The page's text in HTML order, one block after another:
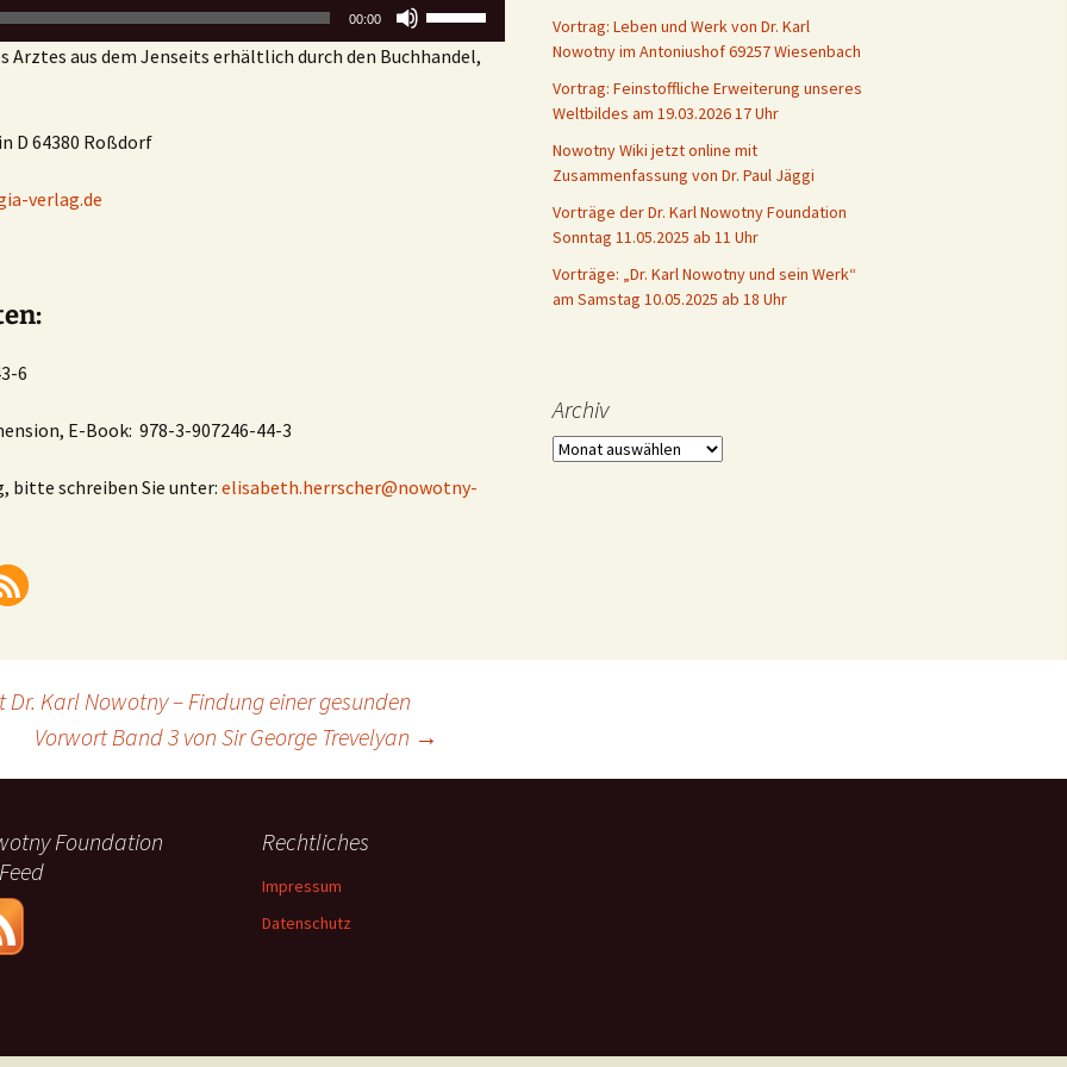
1984
00:00
benutzen,
Arztes aus dem Jenseits erhältlich durch den Buchhandel,
D 64380 Roßdorf
verlag.de
6
E-Book: 978-3-907246-44-3
bitte schreiben Sie unter: elisabeth.herrscher@nowotny-
Dr. Karl Nowotny – Findung einer gesunden
Vorwort Band 3 von Sir George Trevelyan →
Vortrag: Leben und Werk von Dr. Karl
Nowotny im Antoniushof 69257 Wiesenbach
Vortrag: Feinstoffliche Erweiterung unseres
Weltbildes am 19.03.2026 17 Uhr
Nowotny Wiki jetzt online mit
Zusammenfassung von Dr. Paul Jäggi
Vorträge der Dr. Karl Nowotny Foundation
Sonntag 11.05.2025 ab 11 Uhr
Vorträge: „Dr. Karl Nowotny und sein Werk“
am Samstag 10.05.2025 ab 18 Uhr
Archiv
Archiv
Foundation
Rechtliches
Impressum
Datenschutz